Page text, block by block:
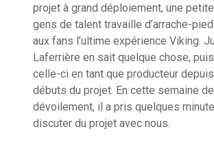
projet à grand déploiement, une
gens de talent travaille d’arrache-pied
aux fans l’ultime expérience Viking.
Laferrière en sait quelque chose,
celle-ci en tant que producteur
débuts du projet. En cette semaine de
dévoilement, il a pris quelques
discuter du projet avec nous.